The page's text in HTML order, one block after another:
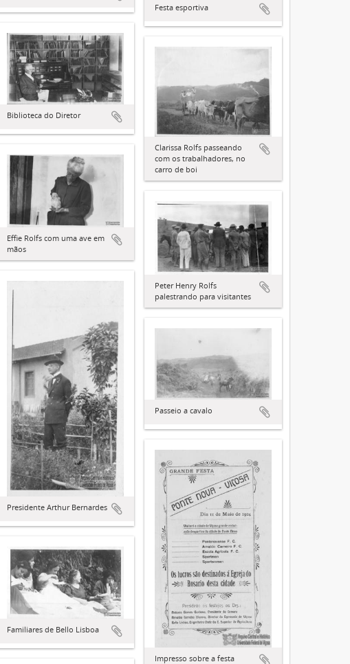
Festa esportiva
Biblioteca do Diretor
Clarissa Rolfs passeando
com os trabalhadores, no
carro de boi
Effie Rolfs com uma ave em
mãos
Peter Henry Rolfs
palestrando para visitantes
Presidente Arthur Bernardes
Passeio a cavalo
Impresso sobre a festa
Familiares de Bello Lisboa